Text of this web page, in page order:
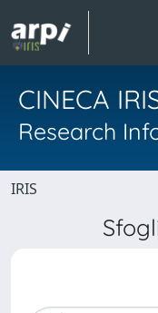
CINECA
Research
IRIS